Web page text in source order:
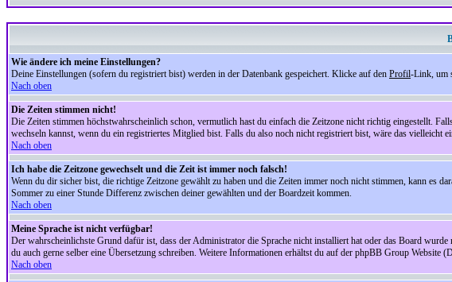
Wie ändere ich meine Einstellungen?
Deine Einstellungen (sofern du registriert bist) werden in der Datenbank gespeichert. Klicke auf den Profil-Link, um
Nach oben
Die Zeiten stimmen nicht!
Die Zeiten stimmen höchstwahrscheinlich schon, vermutlich hast du einfach die Zeitzone nicht richtig eingestellt.
wechseln kannst, wenn du ein registriertes Mitglied bist. Falls du also noch nicht registriert bist, wäre das vielleicht
Nach oben
Ich habe die Zeitzone gewechselt und die Zeit ist immer noch falsch!
Wenn du dir sicher bist, die richtige Zeitzone gewählt zu haben und die Zeiten immer noch nicht stimmen, kann es
Sommer zu einer Stunde Differenz zwischen deiner gewählten und der Boardzeit kommen.
Nach oben
Meine Sprache ist nicht verfügbar!
Der wahrscheinlichste Grund dafür ist, dass der Administrator die Sprache nicht installiert hat oder das Board
du auch gerne selber eine Übersetzung schreiben. Weitere Informationen erhältst du auf der phpBB Group Website
Nach oben